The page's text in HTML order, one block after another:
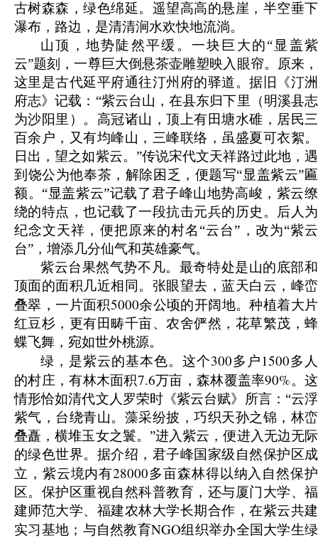
古树森森，绿色绵延。遥望高高的悬崖，半空垂下
瀑布，路边，是清清涧水欢快地流淌。
山顶，地势陡然平缓。一块巨大的“显盖紫
云”题刻，一尊巨大倒悬茶壶雕塑映入眼帘。原来，
这里是古代延平府通往汀州府的驿道。据旧《汀洲
府志》记载：“紫云台山，在县东归下里（明溪县志
为沙阳里）。高冠诸山，顶上有田塘水碓，居民三
百余户，又有均峰山，三峰联络，虽盛夏可衣絮。
日出，望之如紫云。”传说宋代文天祥路过此地，遇
到饶公为他奉茶，解除困乏，便题写“显盖紫云”匾
额。“显盖紫云”记载了君子峰山地势高峻，紫云缭
绕的特点，也记载了一段抗击元兵的历史。后人为
纪念文天祥，便把原来的村名“云台”，改为“紫云
台”，增添几分仙气和英雄豪气。
紫云台果然气势不凡。最奇特处是山的底部和
顶面的面积几近相同。张眼望去，蓝天白云，峰峦
叠翠，一片面积5000余公顷的开阔地。种植着大片
红豆杉，更有田畴千亩、农舍俨然，花草繁茂，蜂
蝶飞舞，宛如世外桃源。
绿，是紫云的基本色。这个300多户1500多人
的村庄，有林木面积7.6万亩，森林覆盖率90%。这
情形恰如清代文人罗荣时《紫云台赋》所言：“云浮
紫气，台绕青山。藻采纷披，巧织天孙之锦，林峦
叠矗，横堆玉女之鬟。”进入紫云，便进入无边无际
的绿色世界。据介绍，君子峰国家级自然保护区成
立，紫云境内有28000多亩森林得以纳入自然保护
区。保护区重视自然科普教育，还与厦门大学、福
建师范大学、福建农林大学长期合作，在紫云共建
实习基地；与自然教育NGO组织举办全国大学生绿